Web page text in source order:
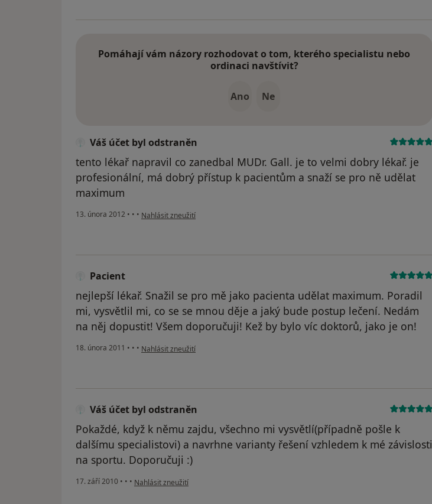
Pomáhají vám názory rozhodovat o tom, kterého specialistu nebo
ordinaci navštívit?
Ano Ne
Váš účet byl odstraněn
tento lékař napravil co zanedbal MUDr. Gall. je to velmi dobry lékař. je
profesionální, má dobrý přístup k pacientům a snaží se pro ně udělat
maximum
13. února 2012 • • • podle názoru uživatele Váš účet byl odstraněn
Nahlásit zneužití
Pacient
nejlepší lékař. Snažil se pro mě jako pacienta udělat maximum. Poradil
mi, vysvětlil mi, co se se mnou děje a jaký bude postup lečení. Nedám
na něj dopustit! Všem doporučuji! Kež by bylo víc doktorů, jako je on!
18. února 2011 • • • podle názoru uživatele Pacient
Nahlásit zneužití
Váš účet byl odstraněn
Pokaždé, když k němu zajdu, všechno mi vysvětlí(případně pošle k
dalšímu specialistovi) a navrhne varianty řešení vzhledem k mé závislosti
na sportu. Doporučuji :)
17. září 2010 • • • podle názoru uživatele Váš účet byl odstraněn
Nahlásit zneužití